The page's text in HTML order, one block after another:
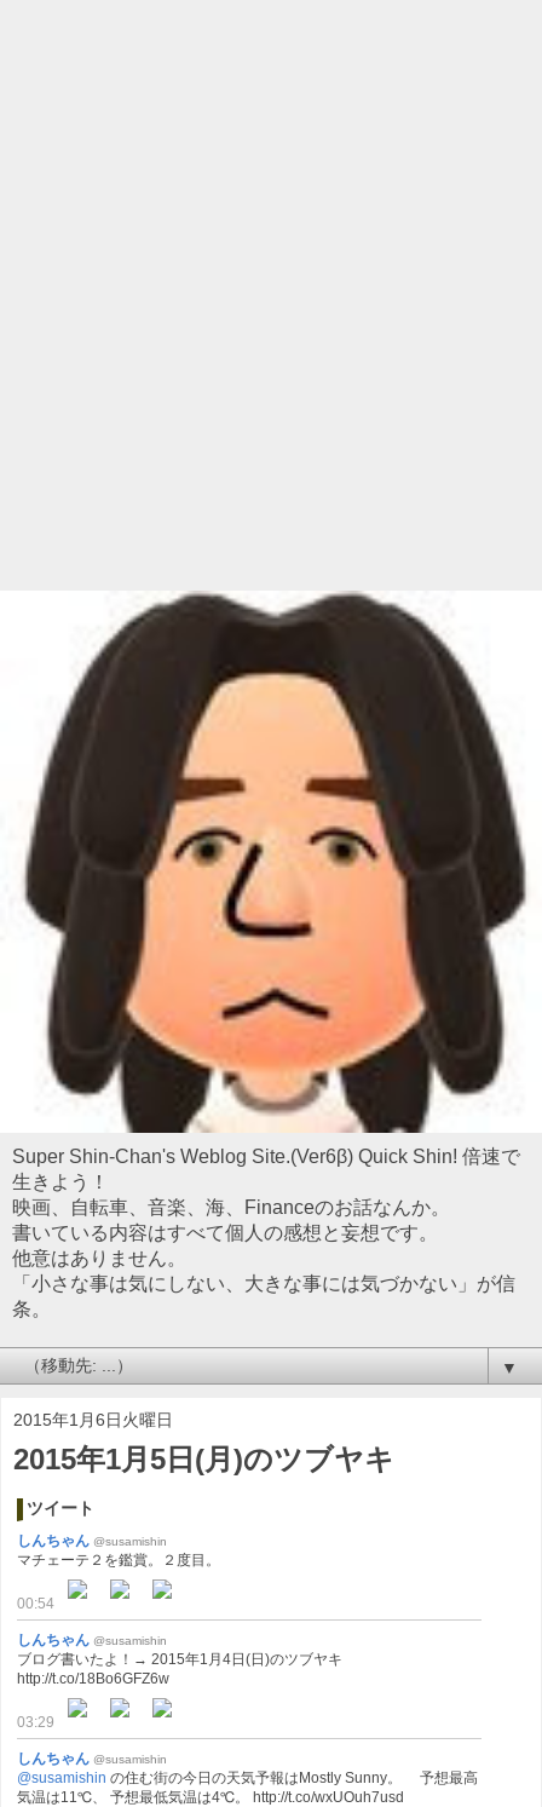
Super Shin-Chan's Weblog Site.(Ver6β) Quick Shin! 倍速で
生きよう！
映画、自転車、音楽、海、Financeのお話なんか。
書いている内容はすべて個人の感想と妄想です。
他意はありません。
「小さな事は気にしない、大きな事には気づかない」が信
条。
▼
2015年1月6日火曜日
2015年1月5日(月)のツブヤキ
ツイート
しんちゃん @susamishin
マチェーテ２を鑑賞。２度目。
00:54
しんちゃん @susamishin
ブログ書いたよ！→ 2015年1月4日(日)のツブヤキ
http://t.co/18Bo6GFZ6w
03:29
しんちゃん @susamishin
@susamishin の住む街の今日の天気予報はMostly Sunny。 予想最高
気温は11℃、 予想最低気温は4℃。 http://t.co/wxUOuh7usd